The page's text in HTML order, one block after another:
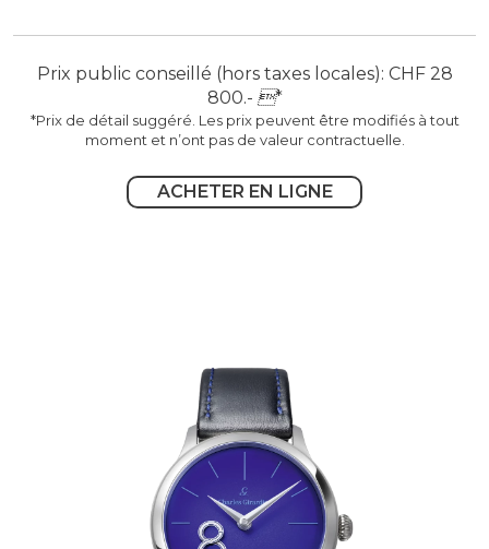
Prix public conseillé (hors taxes locales): CHF 28
800.- *
*Prix de détail suggéré. Les prix peuvent être modifiés à tout
moment et n’ont pas de valeur contractuelle.
ACHETER EN LIGNE